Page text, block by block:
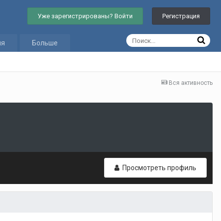
Уже зарегистрированы? Войти Регистрация
Больше
Вся активность
Просмотреть профиль